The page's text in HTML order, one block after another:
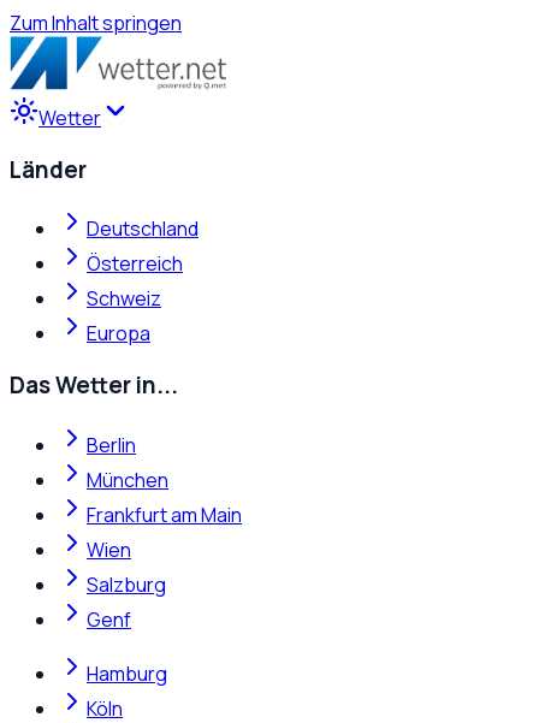
Zum Inhalt springen
Wetter
Länder
Deutschland
Österreich
Schweiz
Europa
Das Wetter in...
Berlin
München
Frankfurt am Main
Wien
Salzburg
Genf
Hamburg
Köln